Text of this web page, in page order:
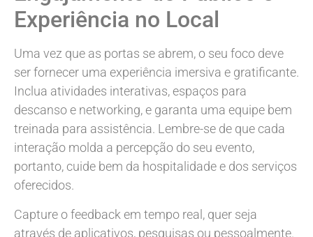
Experiência no Local
Uma vez que as portas se abrem, o seu foco deve
ser fornecer uma experiência imersiva e gratificante.
Inclua atividades interativas, espaços para
descanso e networking, e garanta uma equipe bem
treinada para assistência. Lembre-se de que cada
interação molda a percepção do seu evento,
portanto, cuide bem da hospitalidade e dos serviços
oferecidos.
Capture o feedback em tempo real, quer seja
através de aplicativos, pesquisas ou pessoalmente.